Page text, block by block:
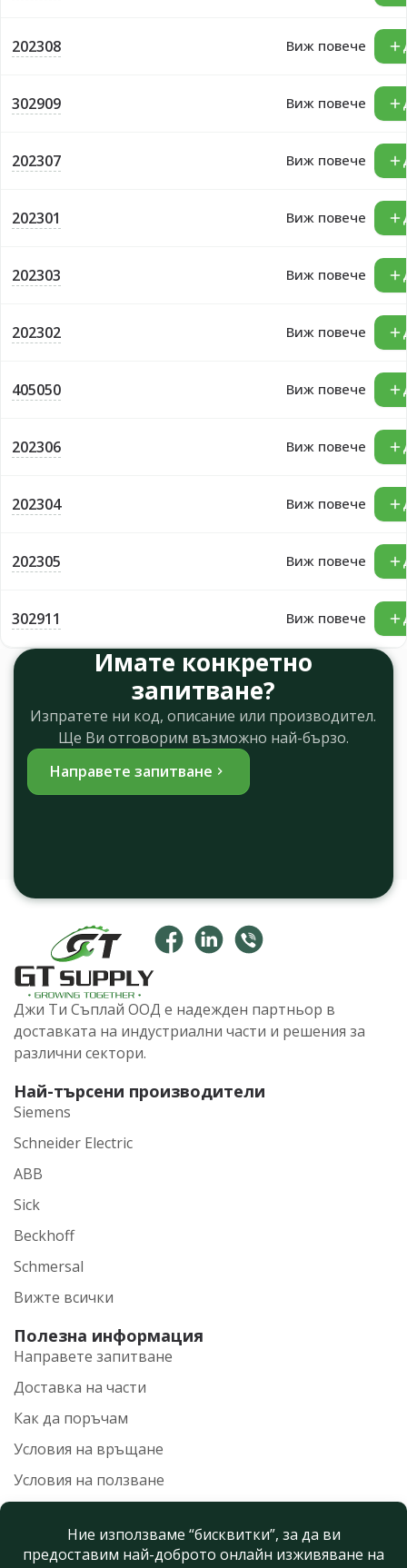
202308 Виж повече
302909 Виж повече
202307 Виж повече
202301 Виж повече
202303 Виж повече
202302 Виж повече
405050 Виж повече
202306 Виж повече
202304 Виж повече
202305 Виж повече
302911 Виж повече
Имате конкретно
запитване?
Изпратете ни код, описание или производител.
Ще Ви отговорим възможно най-бързо.
Направете запитване
Джи Ти Съплай ООД е надежден партньор в
доставката на индустриални части и решения за
различни сектори.
Най-търсени производители
Siemens
Schneider Electric
ABB
Sick
Beckhoff
Schmersal
Вижте всички
Полезна информация
Направете запитване
Доставка на части
Как да поръчам
Условия на връщане
Условия на ползване
Нашите контакти